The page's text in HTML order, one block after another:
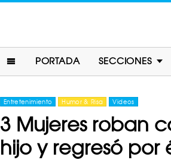
PORTADA SECCIONES
Entretenimiento Humor & Risa Videos
3 Mujeres roban
hijo y regresó por